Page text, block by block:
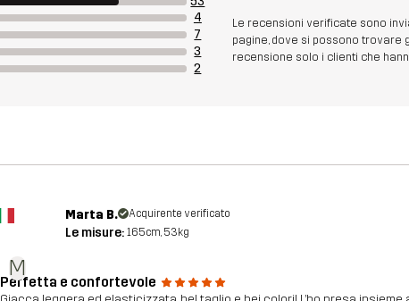
4
7
3
2
Le recensioni verificate sono
pagine, dove si possono trovare
recensione solo i clienti che
M
Marta B. Acquirente verificato
Le misure: 165cm, 53kg
Perfetta e confortevole